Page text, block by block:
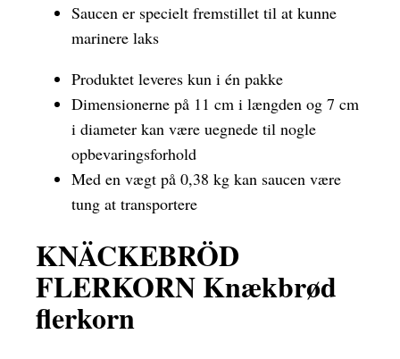
Saucen er specielt fremstillet til at kunne
marinere laks
Produktet leveres kun i én pakke
Dimensionerne på 11 cm i længden og 7 cm
i diameter kan være uegnede til nogle
opbevaringsforhold
Med en vægt på 0,38 kg kan saucen være
tung at transportere
KNÄCKEBRÖD
FLERKORN Knækbrød
flerkorn